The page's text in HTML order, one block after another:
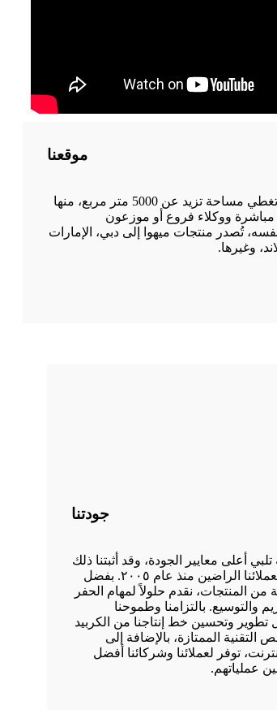
موقعنا
تقع شركتنا في منطقة جينغزونغ الصناعية، حي دونغلي، تيانجين، وتغطي مساحة تزيد عن 5000 متر مربع، منها
مباشرة ووكلاء فروع أو موزعون
تُصدر منتجات ميهوا إلى دبي، الإمارات
وغيرها.
جودتنا
تلبي أعلى معايير الجودة، وقد أثبتنا ذلك
مرارًا وتكرارًا لعملائنا الراضين منذ عام ٢٠٠٥. بفضل
من المنتجات، نقدم حلولاً لمهام الحفر
والتوسيع. بالتزامنا وطموحنا
تطوير وتحسين خط إنتاجنا من الكربيد
التقنية الممتازة، بالإضافة إلى
توفر لعملائنا وشركائنا أفضل
عملياتهم.